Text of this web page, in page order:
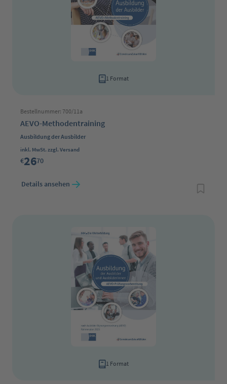
1 Format
Bestellnummer: 700/11a
AEVO-Methodentraining
Ausbildung der Ausbilder
Regulärer Preis:
inkl. MwSt. zzgl. Versand
€2670
Details ansehen
1 Format